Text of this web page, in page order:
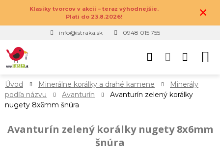
Klasiky tvorcov v akcii – teraz výhodnejšie.
Platí do 23.8.2026!
×
info@istraka.sk 0948 015 755
Úvod Minerálne korálky a drahé kamene
Minerály
podľa názvu
Avanturín
Avanturín zelený korálky
nugety 8x6mm šnúra
Avanturín zelený korálky nugety 8x6mm
šnúra